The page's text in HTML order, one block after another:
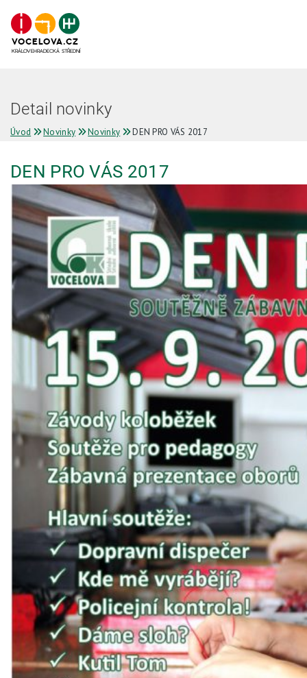
VOCELOVA.CZ
KRÁLOVEHRADECKÁ STŘEDNÍ
Detail novinky
Úvod Novinky Novinky DEN PRO VÁS 2017
DEN PRO VÁS 2017